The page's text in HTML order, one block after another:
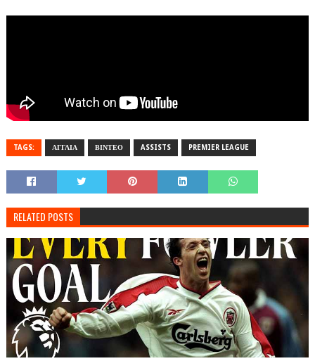
TAGS: ΑΓΓΛΙΑ ΒΙΝΤΕΟ ASSISTS PREMIER LEAGUE
RELATED POSTS